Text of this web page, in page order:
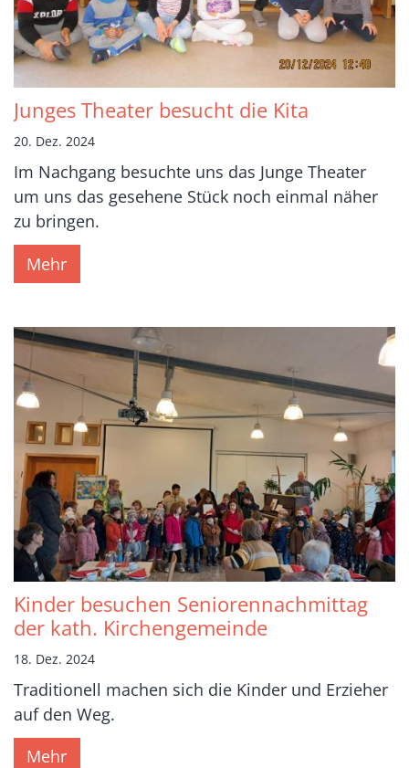
Junges Theater besucht die Kita
20. Dez. 2024
Im Nachgang besuchte uns das Junge Theater
um uns das gesehene Stück noch einmal näher
zu bringen.
Mehr
Kinder besuchen Seniorennachmittag
der kath. Kirchengemeinde
18. Dez. 2024
Traditionell machen sich die Kinder und Erzieher
auf den Weg.
Mehr